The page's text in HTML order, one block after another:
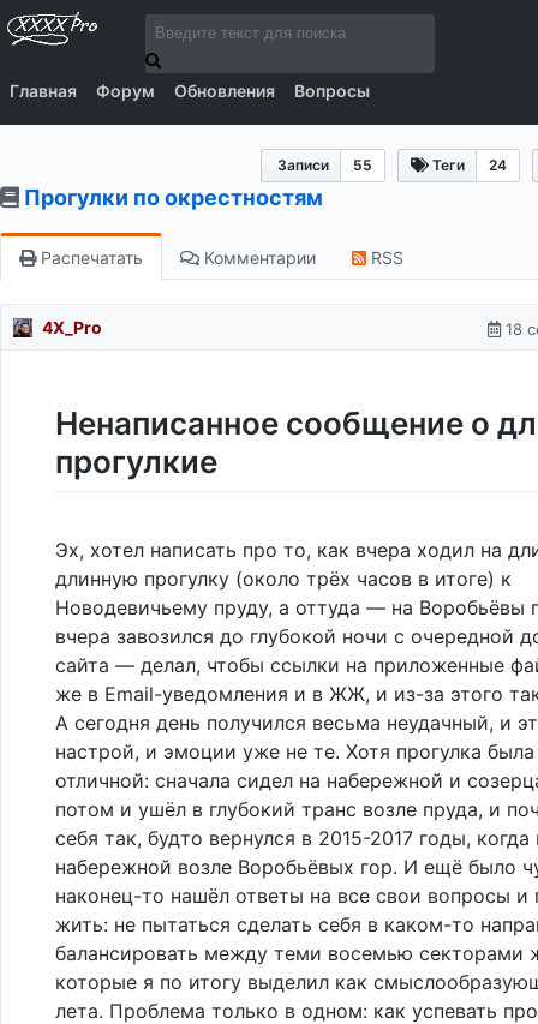
Главная Форум Обновления Вопросы
Записи 55 Теги 24
Прогулки по окрестностям
Распечатать Комментарии RSS
4X_Pro 18
Ненаписанное сообщение о
прогулкие
Эх, хотел написать про то, как вчера ходил на
длинную прогулку (около трёх часов в итоге) к
Новодевичьему пруду, а оттуда — на Воробьёвы
вчера завозился до глубокой ночи с очередной
сайта — делал, чтобы ссылки на приложенные
же в Email-уведомления и в ЖЖ, и из-за этого
А сегодня день получился весьма неудачный, и
настрой, и эмоции уже не те. Хотя прогулка
отличной: сначала сидел на набережной и
потом и ушёл в глубокий транс возле пруда, и
себя так, будто вернулся в 2015-2017 годы,
набережной возле Воробьёвых гор. И ещё было
наконец-то нашёл ответы на все свои вопросы и
жить: не пытаться сделать себя в каком-то
балансировать между теми восемью секторами
которые я по итогу выделил как
лета. Проблема только в одном: как успевать